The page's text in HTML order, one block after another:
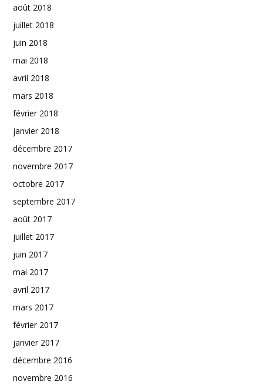
août 2018
juillet 2018
juin 2018
mai 2018
avril 2018
mars 2018
février 2018
janvier 2018
décembre 2017
novembre 2017
octobre 2017
septembre 2017
août 2017
juillet 2017
juin 2017
mai 2017
avril 2017
mars 2017
février 2017
janvier 2017
décembre 2016
novembre 2016